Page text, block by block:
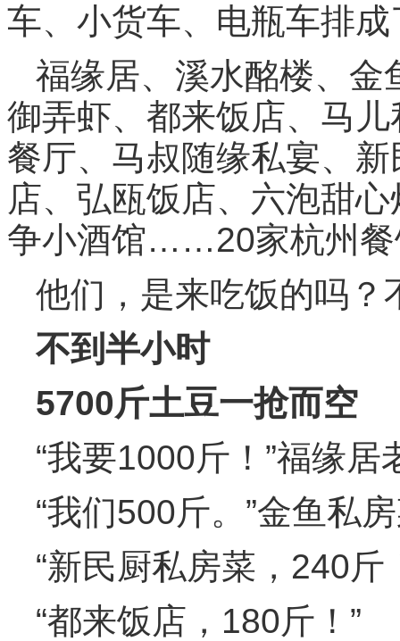
车、小货车、电瓶车排成
福缘居、溪水酩楼、金
御弄虾、都来饭店、马
餐厅、马叔随缘私宴、
店、弘瓯饭店、六泡甜
争小酒馆……20家杭州餐
他们，是来吃饭的吗？
不到半小时
5700斤土豆一抢而空
“我要1000斤！”福缘
“我们500斤。”金鱼私
“新民厨私房菜，240斤
“都来饭店，180斤！”